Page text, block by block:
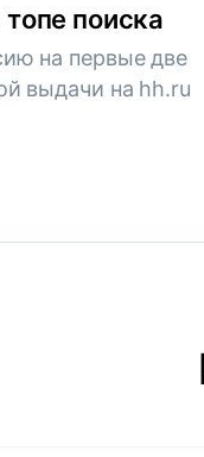
поиска
на первые две
выдачи на hh.ru